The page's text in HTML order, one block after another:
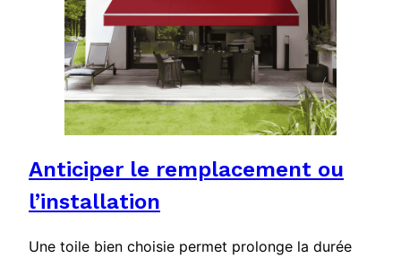
Anticiper le remplacement ou
l’installation
Une toile bien choisie permet prolonge la durée